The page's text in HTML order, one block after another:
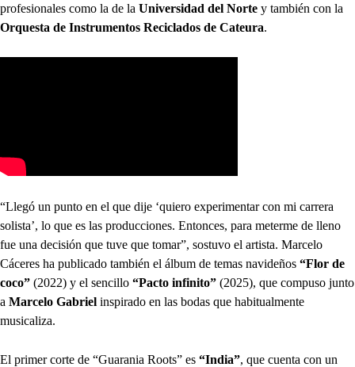
profesionales como la de la Universidad del Norte y también con la
Orquesta de Instrumentos Reciclados de Cateura.
“Llegó un punto en el que dije ‘quiero experimentar con mi carrera
solista’, lo que es las producciones. Entonces, para meterme de lleno
fue una decisión que tuve que tomar”, sostuvo el artista. Marcelo
Cáceres ha publicado también el álbum de temas navideños “Flor de
coco” (2022) y el sencillo “Pacto infinito” (2025), que compuso junto
a Marcelo Gabriel inspirado en las bodas que habitualmente
musicaliza.
El primer corte de “Guarania Roots” es “India”, que cuenta con un